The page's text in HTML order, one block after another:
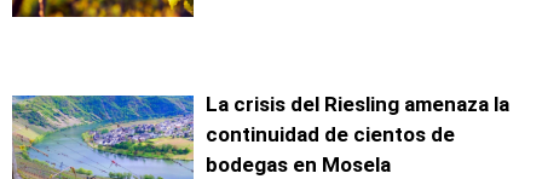
La crisis del Riesling amenaza la
continuidad de cientos de
bodegas en Mosela